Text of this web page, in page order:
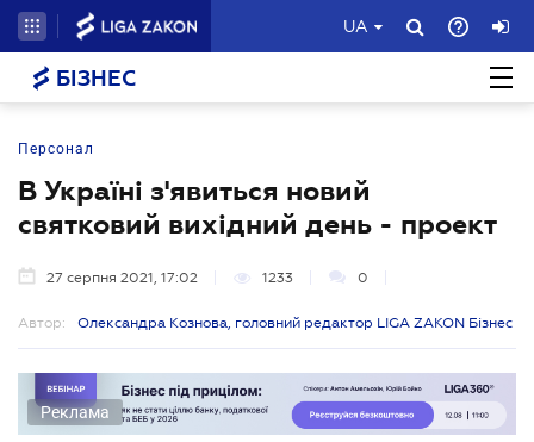
UA
БІЗНЕС
Персонал
В Україні з'явиться новий
святковий вихідний день - проект
27 серпня 2021, 17:02 1233 0
Автор: Олександра Кознова, головний редактор LIGA ZAKON Бізнес
Реклама